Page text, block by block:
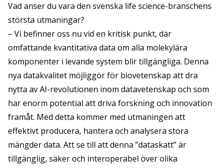
Vad anser du vara den svenska life science-branschens
största utmaningar?
– Vi befinner oss nu vid en kritisk punkt, där
omfattande kvantitativa data om alla molekylära
komponenter i levande system blir tillgängliga. Denna
nya datakvalitet möjliggör för biovetenskap att dra
nytta av AI-revolutionen inom datavetenskap och som
har enorm potential att driva forskning och innovation
framåt. Med detta kommer med utmaningen att
effektivt producera, hantera och analysera stora
mängder data. Att se till att denna ”dataskatt” är
tillgänglig, säker och interoperabel över olika